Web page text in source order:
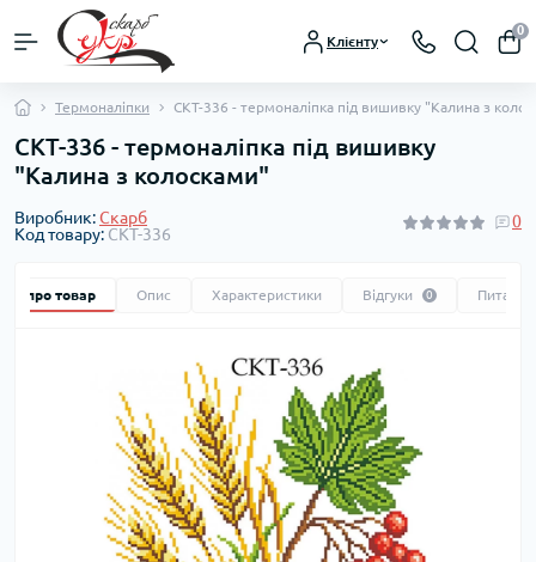
Клієнту
0
Термоналіпки СКТ-336 - термоналіпка під вишивку "Калина з
СКТ-336 - термоналіпка під вишивку
"Калина з колосками"
Виробник:Скарб
Код товару: СКТ-336
0
про товар Опис Характеристики Відгуки 0 Питання